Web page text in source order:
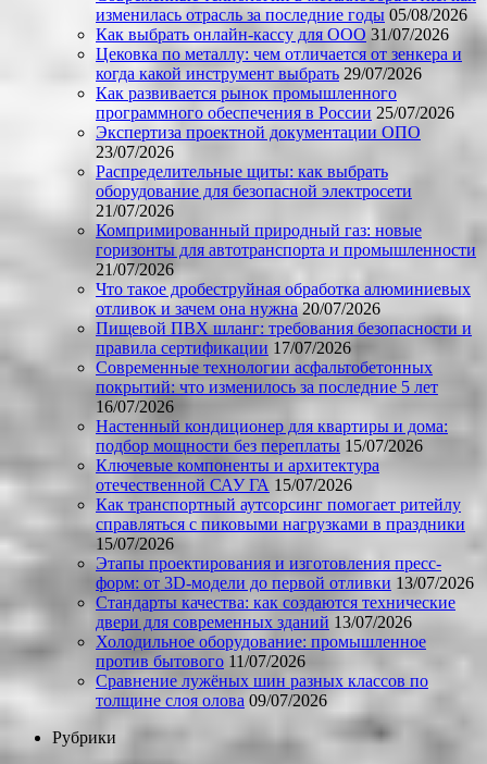
изменилась отрасль за последние годы 05/08/2026
Как выбрать онлайн-кассу для ООО 31/07/2026
Цековка по металлу: чем отличается от зенкера и
когда какой инструмент выбрать 29/07/2026
Как развивается рынок промышленного
программного обеспечения в России 25/07/2026
Экспертиза проектной документации ОПО
23/07/2026
Распределительные щиты: как выбрать
оборудование для безопасной электросети
21/07/2026
Компримированный природный газ: новые
горизонты для автотранспорта и промышленности
21/07/2026
Что такое дробеструйная обработка алюминиевых
отливок и зачем она нужна 20/07/2026
Пищевой ПВХ шланг: требования безопасности и
правила сертификации 17/07/2026
Современные технологии асфальтобетонных
покрытий: что изменилось за последние 5 лет
16/07/2026
Настенный кондиционер для квартиры и дома:
подбор мощности без переплаты 15/07/2026
Ключевые компоненты и архитектура
отечественной САУ ГА 15/07/2026
Как транспортный аутсорсинг помогает ритейлу
справляться с пиковыми нагрузками в праздники
15/07/2026
Этапы проектирования и изготовления пресс-
форм: от 3D-модели до первой отливки 13/07/2026
Стандарты качества: как создаются технические
двери для современных зданий 13/07/2026
Холодильное оборудование: промышленное
против бытового 11/07/2026
Сравнение лужёных шин разных классов по
толщине слоя олова 09/07/2026
Рубрики